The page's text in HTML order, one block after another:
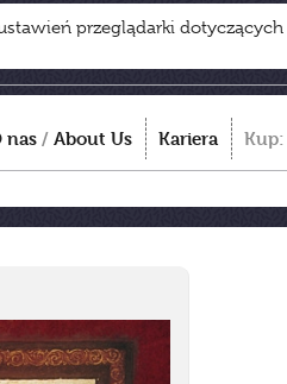
przeglądarki dotyczących
nas / About Us Kariera Kup: